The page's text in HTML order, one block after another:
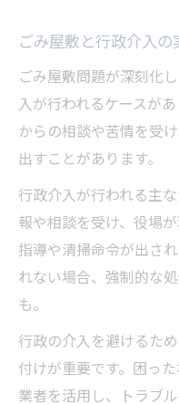
ごみ屋敷と行政介入の
ごみ屋敷問題が深刻化
入が行われるケースが
からの相談や苦情を受
出すことがあります。
行政介入が行われる主
報や相談を受け、役場
指導や清掃命令が出さ
れない場合、強制的な
も。
行政の介入を避けるた
付けが重要です。困っ
業者を活用し、トラブ